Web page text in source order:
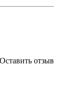
Оставить отзыв